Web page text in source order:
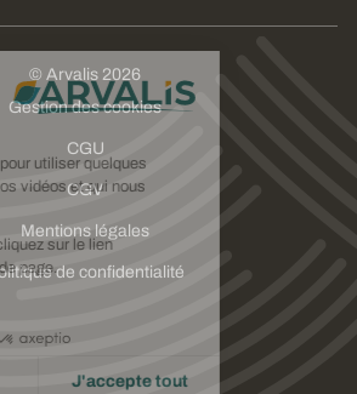
consentement pour utiliser quelques
de visionner nos vidéos et qui nous
par la suite, cliquez sur le lien
dans le pied de page.
certifiés par
Je choisis
© Arvalis 2026
Gestion des cookies
CGU
CGV
Mentions légales
de confidentialité